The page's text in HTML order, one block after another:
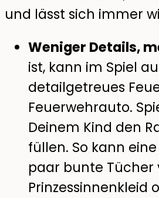
und lässt sich immer
Weniger Details,
ist, kann im Spiel
detailgetreues
Feuerwehrauto.
Deinem Kind den
füllen. So kann
paar bunte Tücher
Prinzessinnenkleid